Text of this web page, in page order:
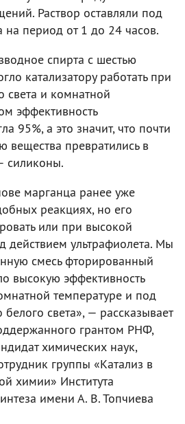
Раствор оставляли под
на период от 1 до 24 часов.
спирта с шестью
катализатору работать при
света и комнатной
эффективность
95%, а это значит, что почти
вещества превратились в
силиконы.
марганца ранее уже
реакциях, но его
или при высокой
действием ультрафиолета. Мы
смесь фторированный
высокую эффективность
температуре и под
света», — рассказывает
грантом РНФ,
химических наук,
группы «Катализ в
химии» Института
имени А. В. Топчиева